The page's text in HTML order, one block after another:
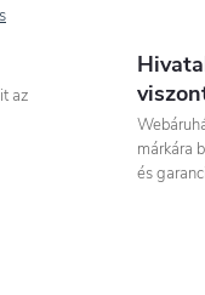
az
márkára
és